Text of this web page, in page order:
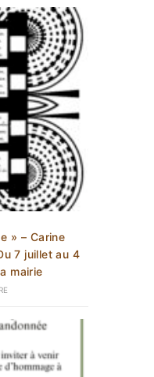
» – Carine
7 juillet au 4
mairie